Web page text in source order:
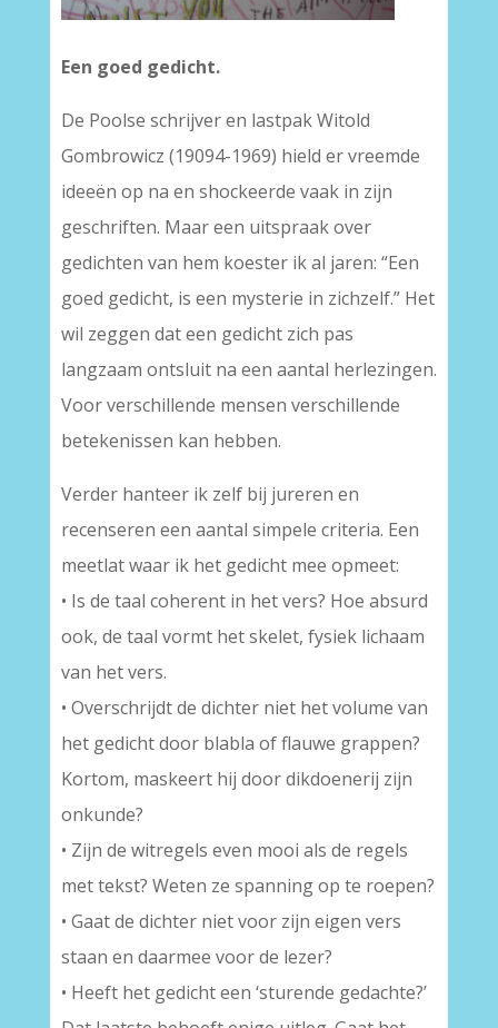
Een goed gedicht.
De Poolse schrijver en lastpak Witold
Gombrowicz (19094-1969) hield er vreemde
ideeën op na en shockeerde vaak in zijn
geschriften. Maar een uitspraak over
gedichten van hem koester ik al jaren: “Een
goed gedicht, is een mysterie in zichzelf.” Het
wil zeggen dat een gedicht zich pas
langzaam ontsluit na een aantal herlezingen.
Voor verschillende mensen verschillende
betekenissen kan hebben.
Verder hanteer ik zelf bij jureren en
recenseren een aantal simpele criteria. Een
meetlat waar ik het gedicht mee opmeet:
• Is de taal coherent in het vers? Hoe absurd
ook, de taal vormt het skelet, fysiek lichaam
van het vers.
• Overschrijdt de dichter niet het volume van
het gedicht door blabla of flauwe grappen?
Kortom, maskeert hij door dikdoenerij zijn
onkunde?
• Zijn de witregels even mooi als de regels
met tekst? Weten ze spanning op te roepen?
• Gaat de dichter niet voor zijn eigen vers
staan en daarmee voor de lezer?
• Heeft het gedicht een ‘sturende gedachte?’